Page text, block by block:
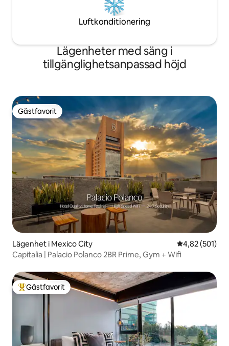
Luftkonditionering
Lägenheter med säng i
tillgänglighetsanpassad höjd
Gästfavorit
Gästfavorit
Lägenhet i Mexico City 4,82 av 5 i
4,82 (501)
Capitalia | Palacio Polanco 2BR Prime, Gym + Wifi
Populär gästfavorit
Gästfavorit